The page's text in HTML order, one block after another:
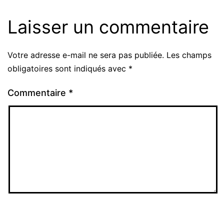
Laisser un commentaire
Votre adresse e-mail ne sera pas publiée. Les champs
obligatoires sont indiqués avec *
Commentaire *
Alternative: